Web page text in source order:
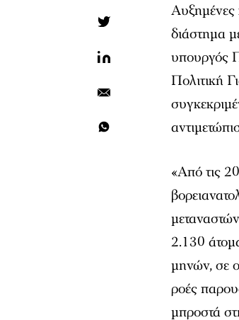
Αυξημένες
διάστημα
υπουργός
Πολιτική
«Από τις
2.130
μηνών, σε
ροές
μπροστά